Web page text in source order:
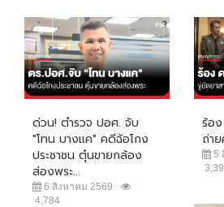
ด่วน! ตำรวจ ปอศ. จับ
"โทน บางแค" คดีฉ้อโกง
ประชาชน ตุ๋นขายกล้อง
ส่องพระ...
6 สิงหาคม 2569
4,784
ร้อ
ถ่า
5